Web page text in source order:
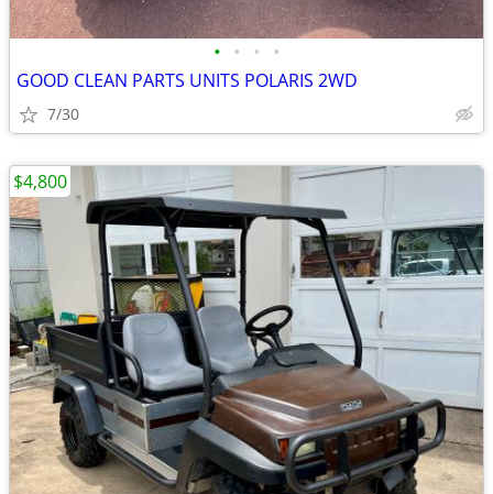
• • • •
GOOD CLEAN PARTS UNITS POLARIS 2WD
7/30
$4,800